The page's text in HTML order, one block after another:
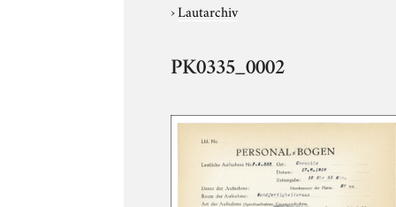
›Lautarchiv
PK0335_0002